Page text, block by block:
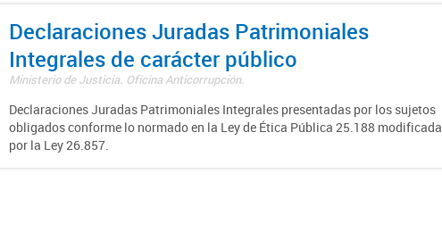
Declaraciones Juradas Patrimoniales
Integrales de carácter público
Ministerio de Justicia. Oficina Anticorrupción.
Declaraciones Juradas Patrimoniales Integrales presentadas por los sujetos
obligados conforme lo normado en la Ley de Ética Pública 25.188 modificada
por la Ley 26.857.